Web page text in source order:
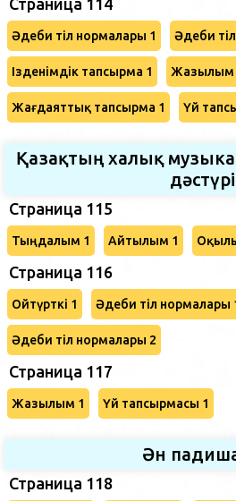
Әдеби тіл нормалары 1 Әдеби
Ізденімдік тапсырма 1 Жазылым
Жағдаяттық тапсырма 1 Үй
Қазақтың халық
дәстүрі
Страница 115
Тыңдалым 1 Айтылым 1
Страница 116
Ойтүрткі 1 Әдеби тіл нормалары
Әдеби тіл нормалары 2
Страница 117
Жазылым 1 Үй тапсырмасы 1
Ән
Страница 118